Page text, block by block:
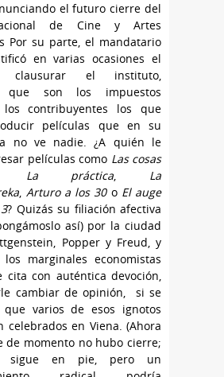
el futuro cierre del
de Cine y Artes
Por su parte, el mandatario
en varias ocasiones el
clausurar el instituto,
que son los impuestos
contribuyentes los que
películas que en su
no ve nadie. ¿A quién le
películas como Las cosas
La práctica, La
, Arturo a los 30o El auge
? Quizás su filiación afectiva
así) por la ciudad
Popper y Freud, y
marginales economistas
cita con auténtica devoción,
cambiar de opinión, si se
varios de esos ignotos
celebrados en Viena. (Ahora
de momento no hubo cierre;
sigue en pie, pero un